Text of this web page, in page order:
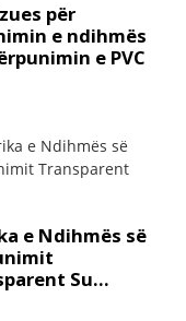
për
e ndihmës
e PVC
e Ndihmës së
Su...